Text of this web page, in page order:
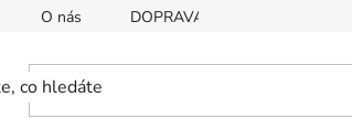
O nás DOPRAVA A PLATBY